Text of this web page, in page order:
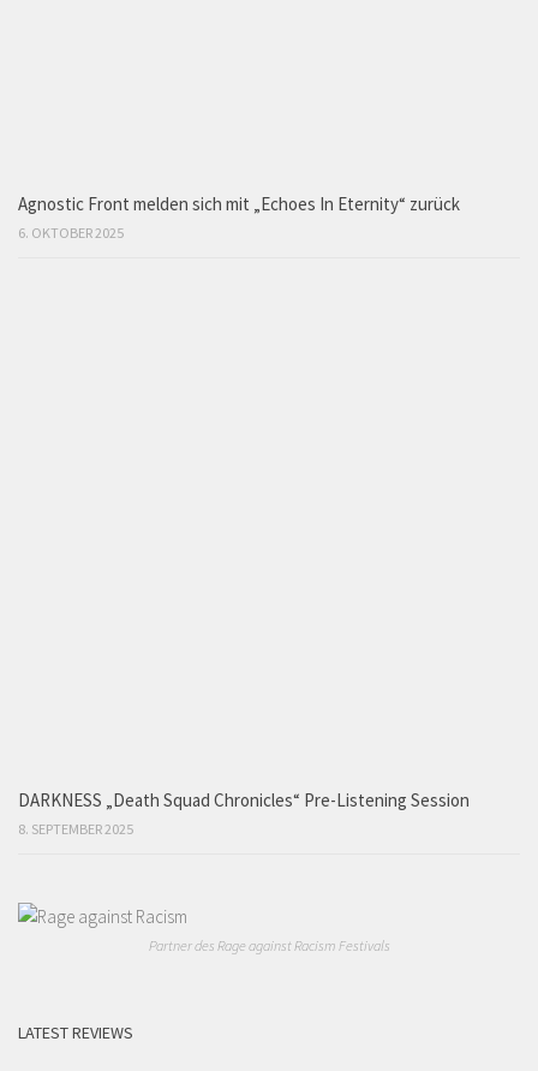
Agnostic Front melden sich mit „Echoes In Eternity“ zurück
6. OKTOBER 2025
DARKNESS „Death Squad Chronicles“ Pre-Listening Session
8. SEPTEMBER 2025
Partner des Rage against Racism Festivals
LATEST REVIEWS